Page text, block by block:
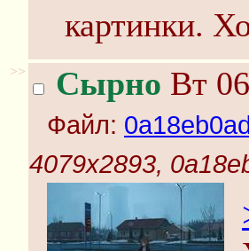
картинки.
>> Сырно Вт
Файл:
4079x2893,